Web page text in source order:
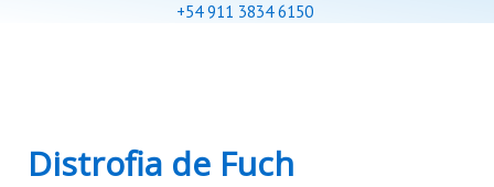
+54 911 3834 6150
Distrofia de Fuch